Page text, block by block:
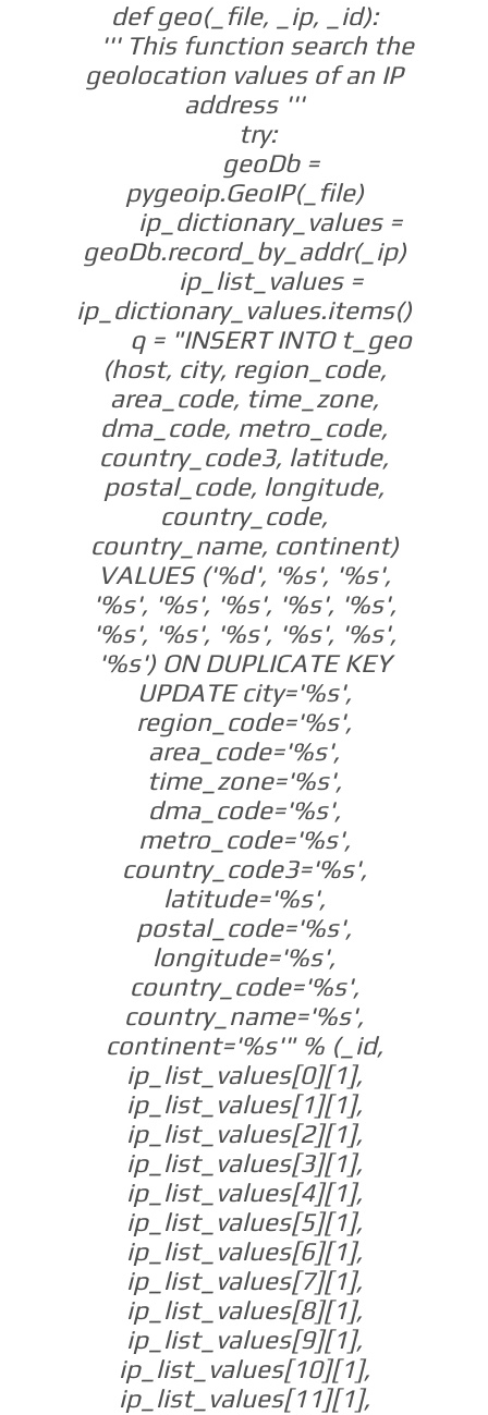
def geo(_file, _ip, _id):
''' This function search the
geolocation values of an IP
address '''
try:
geoDb =
pygeoip.GeoIP(_file)
ip_dictionary_values =
geoDb.record_by_addr(_ip)
ip_list_values =
ip_dictionary_values.items()
q = "INSERT INTO t_geo
(host, city, region_code,
area_code, time_zone,
dma_code, metro_code,
country_code3, latitude,
postal_code, longitude,
country_code,
country_name, continent)
VALUES ('%d', '%s', '%s',
'%s', '%s', '%s', '%s', '%s',
'%s', '%s', '%s', '%s', '%s',
'%s') ON DUPLICATE KEY
UPDATE city='%s',
region_code='%s',
area_code='%s',
time_zone='%s',
dma_code='%s',
metro_code='%s',
country_code3='%s',
latitude='%s',
postal_code='%s',
longitude='%s',
country_code='%s',
country_name='%s',
continent='%s'" % (_id,
ip_list_values[0][1],
ip_list_values[1][1],
ip_list_values[2][1],
ip_list_values[3][1],
ip_list_values[4][1],
ip_list_values[5][1],
ip_list_values[6][1],
ip_list_values[7][1],
ip_list_values[8][1],
ip_list_values[9][1],
ip_list_values[10][1],
ip_list_values[11][1],